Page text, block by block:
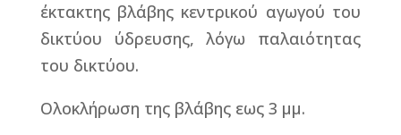
έκτακτης βλάβης κεντρικού αγωγού του
δικτύου ύδρευσης, λόγω παλαιότητας
του δικτύου.
Ολοκλήρωση της βλάβης εως 3 μμ.